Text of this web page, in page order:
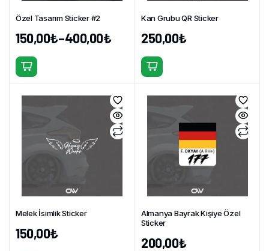
Özel Tasarım Sticker #2
150,00₺–400,00₺
Fiyat
aralığı:
150,00₺
Bu
ürünün
Seçenekler
sayfasından
Kan Grubu QR Sticker
250,00₺
Melek İsimlik Sticker
150,00₺
Almanya Bayrak Kişiye Özel
Sticker
200,00₺